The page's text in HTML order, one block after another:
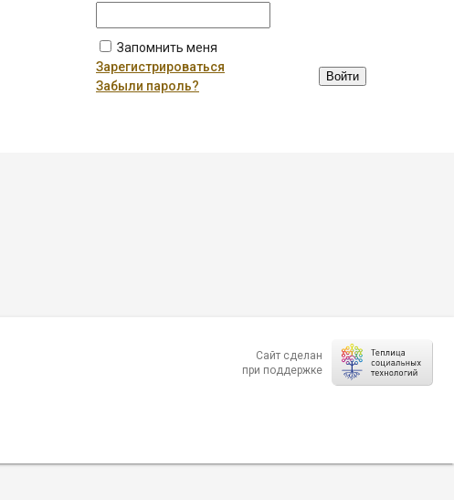
Запомнить меня
Войти
Зарегистрироваться
Забыли пароль?
Сайт сделан
при поддержке